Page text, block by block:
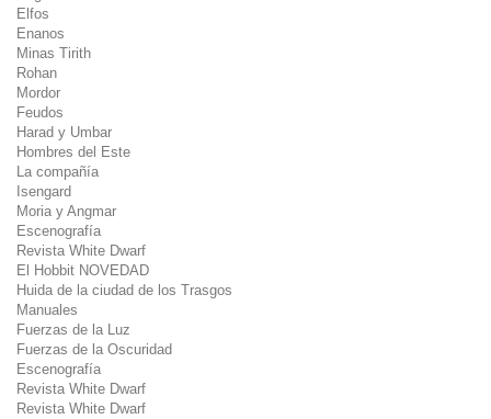
Elfos
Enanos
Minas Tirith
Rohan
Mordor
Feudos
Harad y Umbar
Hombres del Este
La compañía
Isengard
Moria y Angmar
Escenografía
Revista White Dwarf
El Hobbit NOVEDAD
Huida de la ciudad de los Trasgos
Manuales
Fuerzas de la Luz
Fuerzas de la Oscuridad
Escenografía
Revista White Dwarf
Revista White Dwarf